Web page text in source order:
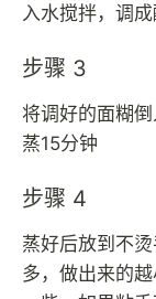
入水搅拌，调
步骤 3
将调好的面糊
蒸15分钟
步骤 4
蒸好后放到不
多，做出来的